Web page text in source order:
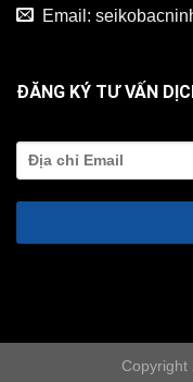
Email:
ĐĂNG KÝ TƯ VẤN